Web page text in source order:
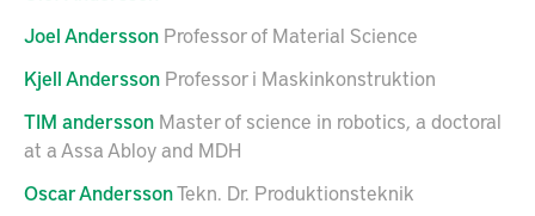
JoelAndersson Professor of Material Science
KjellAndersson Professor i Maskinkonstruktion
TIM andersson Master of science in robotics, a doctoral
at a Assa Abloy and MDH
OscarAnderssonTekn. Dr. Produktionsteknik